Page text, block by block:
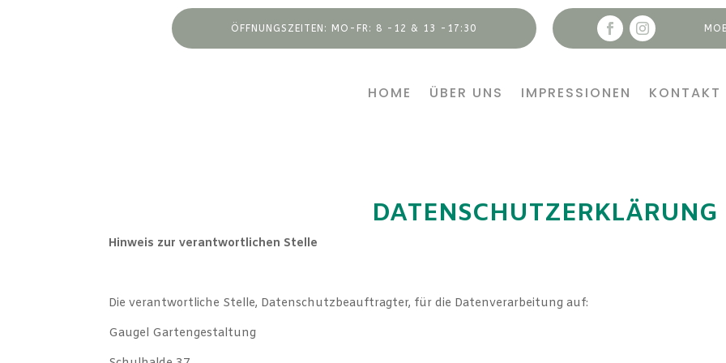
ÖFFNUNGSZEITEN: MO-FR: 8 -12 & 13 -17:30
HOME ÜBER UNS IMPRESSIONEN KONTAKT
DATENSCHUTZERKLÄRUNG
Hinweis zur verantwortlichen Stelle
Die verantwortliche Stelle, Datenschutzbeauftragter, für die Datenverarbeitung auf:
Gaugel Gartengestaltung